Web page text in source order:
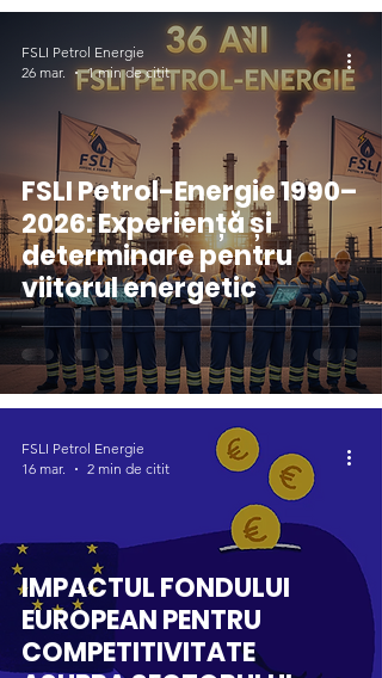
FSLI Petrol-Energie 1990–
2026: Experiență și
determinare pentru
viitorul energetic
FSLI Petrol Energie
26 mar.
1 min de citit
IMPACTUL FONDULUI
EUROPEAN PENTRU
COMPETITIVITATE
FSLI Petrol Energie
16 mar.
2 min de citit